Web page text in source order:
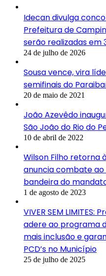
Idecan divulga
Prefeitura de
serão realizadas em
24 de julho de 2026
Sousa vence, vira
semifinais do
20 de maio de 2021
João Azevêdo
São João do Rio do
10 de abril de 2022
Wilson Filho retorna
anuncia combate
bandeira do
1 de agosto de 2023
VIVER SEM
adere ao programa
mais inclusão e
PCD’s no Município
25 de julho de 2025